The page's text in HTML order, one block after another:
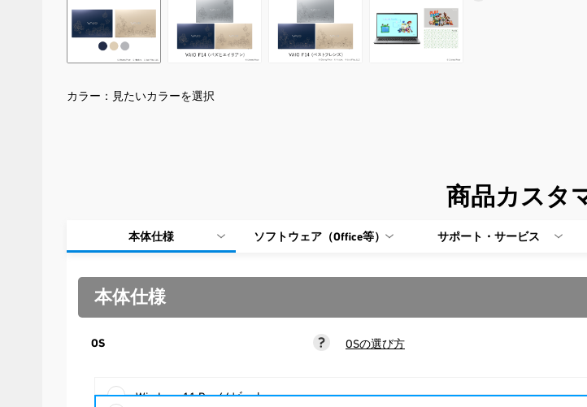
カラー： 見たいカラーを選択
商品カスタ
本体仕様 ソフトウェア（Office等） サポート・サービス
本体仕様
OS OSの選び方
Windows 11 Pro 64ビット